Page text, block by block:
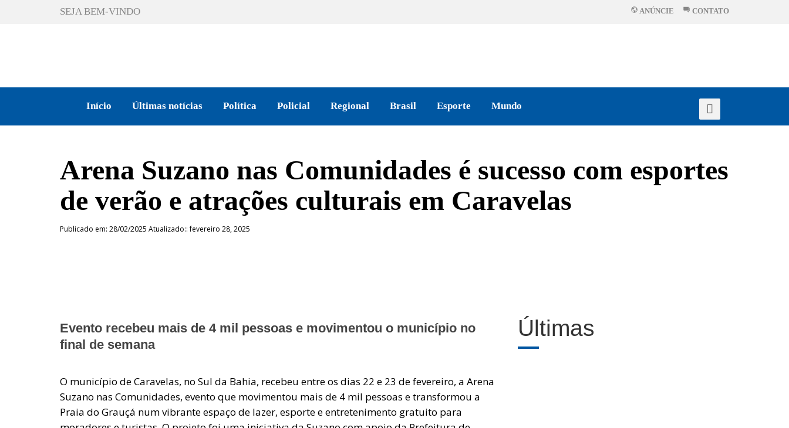
SEJA BEM-VINDO ANÚNCIE CONTATO
Início Últimas notícias Política Policial Regional Brasil Esporte Mundo
Arena Suzano nas Comunidades é sucesso com esportes
de verão e atrações culturais em Caravelas
Publicado em: 28/02/2025 Atualizado:: fevereiro 28, 2025
Evento recebeu mais de 4 mil pessoas e movimentou o município no
final de semana
O município de Caravelas, no Sul da Bahia, recebeu entre os dias 22 e 23 de fevereiro, a Arena
Suzano nas Comunidades, evento que movimentou mais de 4 mil pessoas e transformou a
Praia do Grauçá num vibrante espaço de lazer, esporte e entretenimento gratuito para
Últimas